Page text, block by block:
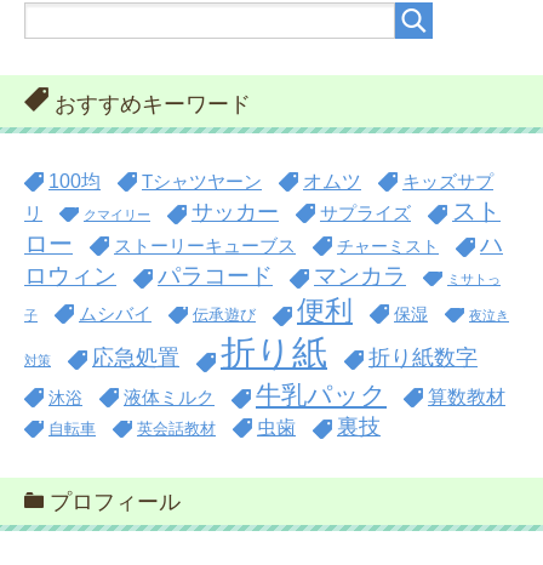
おすすめキーワード
100均 Tシャツヤーン オムツ
キッズサプ
リ
クマイリー サッカー サプライズ
スト
ロー
ストーリーキューブス チャーミスト
ハ
ロウィン
パラコード マンカラ ミサトっ
子 ムシバイ 伝承遊び 便利 保湿 夜泣き
対策 応急処置 折り紙 折り紙数字
沐浴 液体ミルク 牛乳パック 算数教材
自転車 英会話教材 虫歯 裏技
プロフィール